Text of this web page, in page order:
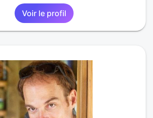
Voir le profil